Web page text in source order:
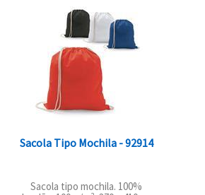
Sacola Tipo Mochila - 92914
Sacola tipo mochila. 100%